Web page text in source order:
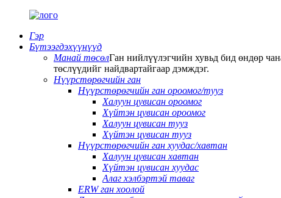
Гэр
Бүтээгдэхүүнүүд
Манай төсөлГан нийлүүлэгчийн хувьд бид өндөр
төслүүдийг найдвартайгаар дэмждэг.
Нүүрстөрөгчийн ган
Нүүрстөрөгчийн ган ороомог/тууз
Халуун цувисан ороомог
Хүйтэн цувисан ороомог
Халуун цувисан тууз
Хүйтэн цувисан тууз
Нүүрстөрөгчийн ган хуудас/хавтан
Халуун цувисан хавтан
Хүйтэн цувисан хуудас
Алаг хэлбэртэй таваг
ERW ган хоолой